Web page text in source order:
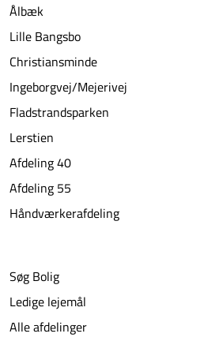
Ålbæk
Lille Bangsbo
Christiansminde
Ingeborgvej/Mejerivej
Fladstrandsparken
Lerstien
Afdeling 40
Afdeling 55
Håndværkerafdeling
Søg Bolig
Ledige lejemål
Alle afdelinger